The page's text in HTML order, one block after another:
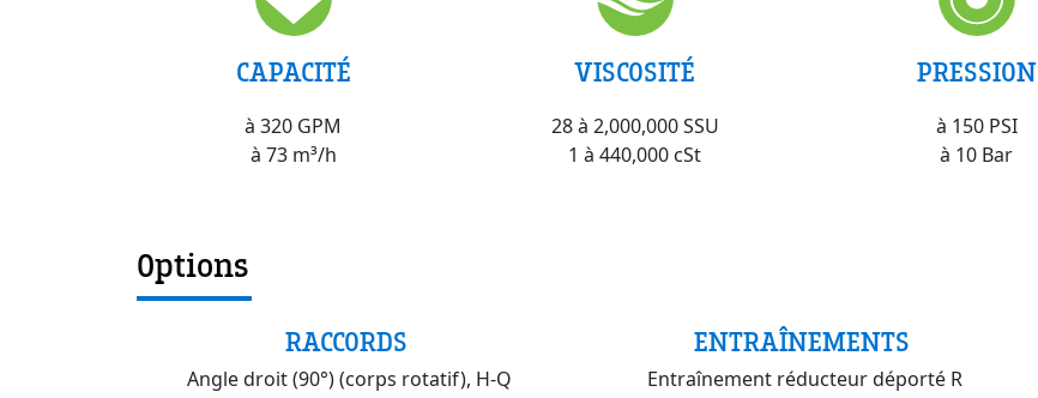
CAPACITÉ
à 320 GPM
à 73 m³/h
VISCOSITÉ
28 à 2,000,000 SSU
1 à 440,000 cSt
PRESSION
à 150 PSI
à 10 Bar
Options
RACCORDS
Angle droit (90°) (corps rotatif), H-Q
ENTRAÎNEMENTS
Entraînement réducteur déporté R